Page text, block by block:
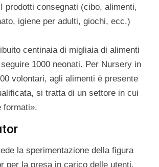
prodotti consegnati (cibo, alimenti,
igiene per adulti, giochi, ecc.)
centinaia di migliaia di alimenti
1000 neonati. Per Nursery in
volontari, agli alimenti è presente
si tratta di un settore in cui
formati».
la sperimentazione della figura
per la presa in carico delle utenti.